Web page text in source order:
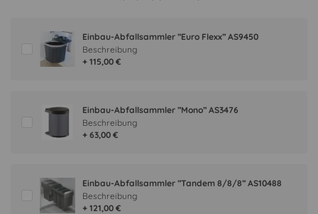
Einbau-Abfallsammler ”Euro Flexx” AS9450
+ 115,00 €
Beschreibung
Einbau-Abfallsammler ”Mono” AS3476
+ 63,00 €
Beschreibung
Einbau-Abfallsammler ”Tandem 8/8/8” AS10488
+ 121,00 €
Beschreibung